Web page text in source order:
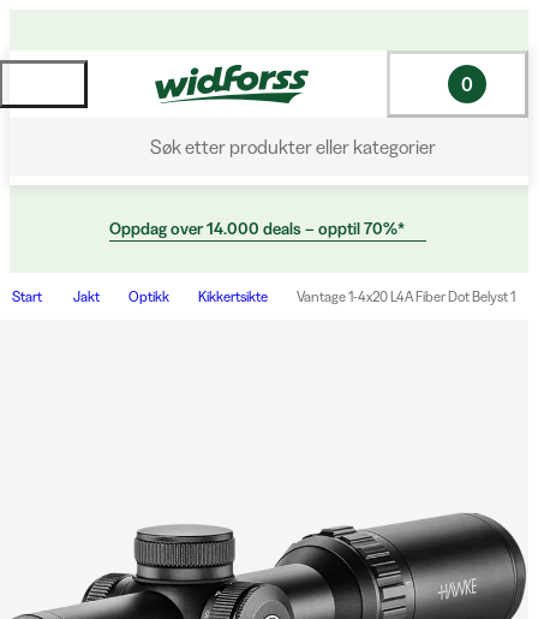
Søk etter produkter eller kategorier
0
Oppdag over 14.000 deals – opptil 70%*
Start Jakt Optikk Kikkertsikte Vantage 1-4x20 L4A Fiber Dot Belyst 1